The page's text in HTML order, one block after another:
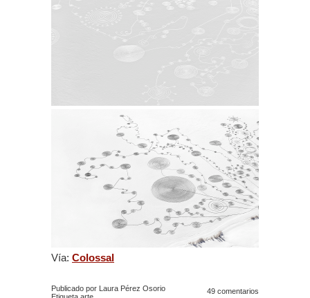
Vía: Colossal
Publicado por Laura Pérez Osorio
49 comentarios